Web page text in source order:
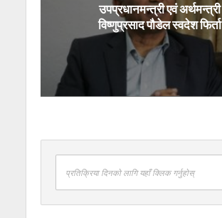
उपप्रधानमन्त्री एवं अर्थमन्त्री
विष्णुप्रसाद पौडेल स्वदेश फिर्ता
प्रतिक्रिया दिनको लागि यहाँ क्लिक गर्नुहोस्